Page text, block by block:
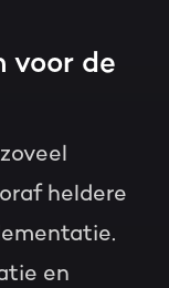
voor de
heldere
en